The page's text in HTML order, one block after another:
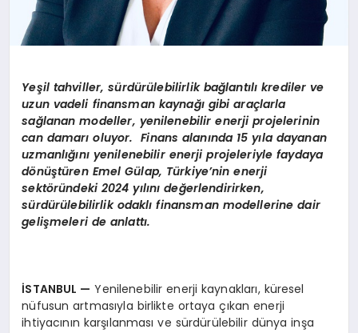
Yeşil tahviller, sürdürülebilirlik bağlantılı krediler ve
uzun vadeli finansman kaynağı gibi araçlarla
sağlanan modeller, yenilenebilir enerji projelerinin
can damarı oluyor. Finans alanında 15 yıla dayanan
uzmanlığını yenilenebilir enerji projeleriyle faydaya
dönüştüren Emel Gülap, Türkiye’nin enerji
sektöründeki 2024 yılını değerlendirirken,
sürdürülebilirlik odaklı finansman modellerine dair
gelişmeleri de anlattı.
İSTANBUL — Yenilenebilir enerji kaynakları, küresel
nüfusun artmasıyla birlikte ortaya çıkan enerji
ihtiyacının karşılanması ve sürdürülebilir dünya inşa